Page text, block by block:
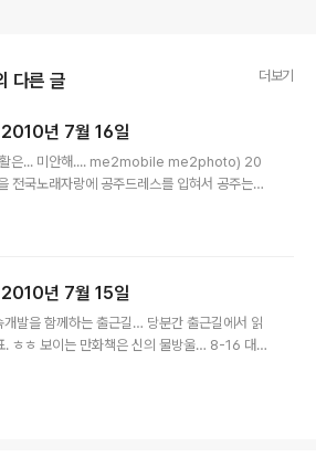
다른 글 더보기
2010년 7월 16일
활은... 미안해.... me2mobile me2photo) 20
국노래자랑에 공주드레스를 입혀서 공주는
싱!!) 2010-07-15 07:59:26 ㅠㅅ-) 술이 안
어울리지 않는가!!! me2mobile me2photo) 2
는 설득을 하는 사람이 있습니다. (5) 오..
2010년 7월 15일
발을 함께하는 출근길… 당분간 출근길에서 읽
. ㅎㅎ 보이는 만화책은 신의 물방울… 8-16 대
구 me2mobile me2photo) 2010-07-14 0